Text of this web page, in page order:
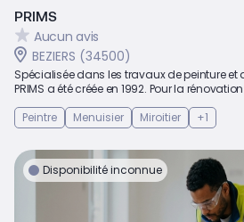
PRIMS
Aucun avis
BEZIERS (34500)
Spécialisée dans les travaux de peinture et
PRIMS a été créée en 1992. Pour la
Peintre
Menuisier Miroitier +1
Disponibilité inconnue